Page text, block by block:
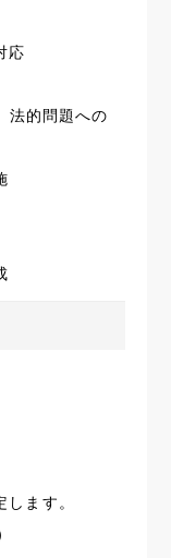
応
法的問題への
ます。